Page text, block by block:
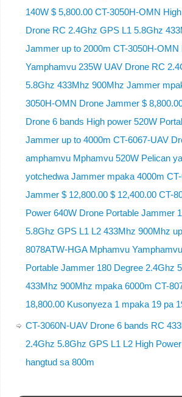
140W $ 5,800.00 CT-3050H-OMN
Drone RC 2.4Ghz GPS L1 5.8Ghz
Jammer up to 2000m CT-3050H-OMN
Yamphamvu 235W UAV Drone RC
5.8Ghz 433Mhz 900Mhz Jammer
3050H-OMN Drone Jammer $
Drone 6 bands High power 520W
Jammer up to 4000m CT-6067-UAV
amphamvu Mphamvu 520W Pelican
yotchedwa Jammer mpaka 4000m
Jammer $ 12,800.00 $ 12,400.00 CT-
Power 640W Drone Portable Jammer
5.8Ghz GPS L1 L2 433Mhz 900Mhz
8078ATW-HGA Mphamvu
Portable Jammer 180 Degree 2.4Ghz
433Mhz 900Mhz mpaka 6000m CT-
18,800.00 Kusonyeza 1 mpaka 19 pa
CT-3060N-UAV Drone 6 bands RC
2.4Ghz 5.8Ghz GPS L1 L2 High
hangtud sa 800m